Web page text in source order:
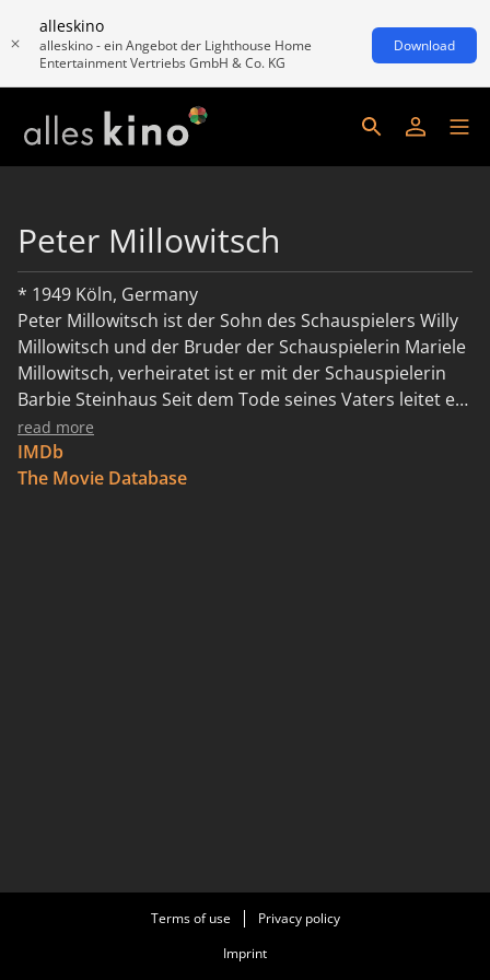
alleskino
alleskino - ein Angebot der Lighthouse Home
Entertainment Vertriebs GmbH & Co. KG
Download
Peter Millowitsch
* 1949 Köln, Germany
Peter Millowitsch ist der Sohn des Schauspielers Willy
Millowitsch und der Bruder der Schauspielerin Mariele
Millowitsch, verheiratet ist er mit der Schauspielerin
Barbie Steinhaus Seit dem Tode seines Vaters leitet er
das Millowitsch-Theater in Köln
read more
IMDb
The Movie Database
Terms of use
Privacy policy
Imprint